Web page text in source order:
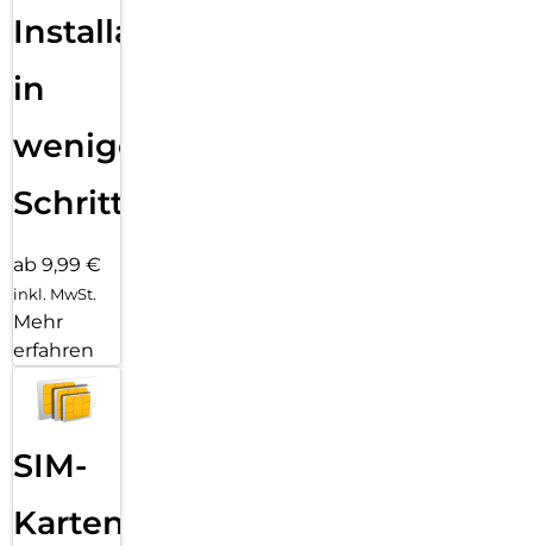
Installation
in
wenigen
Schritten
ab 9,99 €
inkl. MwSt.
Mehr
erfahren
SIM-
Karten